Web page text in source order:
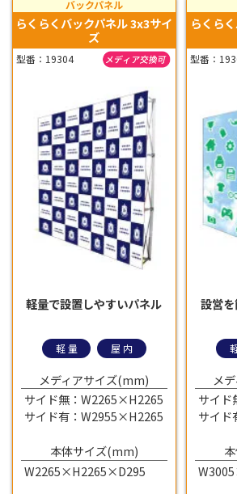
バックパネル
らくらくバックパネル 3x3サイ
ズ
型番：19304
軽量で設置しやすいパネル
軽量 屋内
メディアサイズ(mm)
サイド無：W2265×H2265
サイド有：W2955×H2265
本体サイズ(mm)
W2265×H2265×D295
らくら
型番：
設営
メ
サイ
サイ